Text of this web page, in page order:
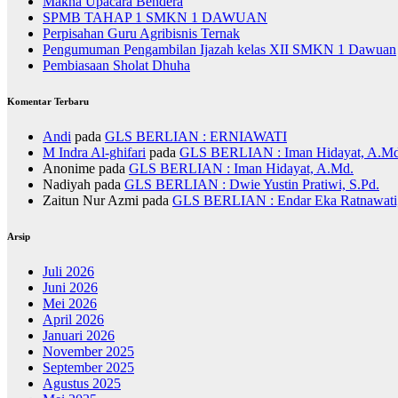
SPMB TAHAP 1 SMKN 1 DAWUAN
Perpisahan Guru Agribisnis Ternak
Pengumuman Pengambilan Ijazah kelas XII SMKN 1 Dawuan
Pembiasaan Sholat Dhuha
Komentar Terbaru
Andi pada GLS BERLIAN : ERNIAWATI
M Indra Al-ghifari pada GLS BERLIAN : Iman Hidayat,
Anonime pada GLS BERLIAN : Iman Hidayat, A.Md.
Nadiyah pada GLS BERLIAN : Dwie Yustin Pratiwi, S.Pd.
Zaitun Nur Azmi pada GLS BERLIAN : Endar Eka
Arsip
Juli 2026
Juni 2026
Mei 2026
April 2026
Januari 2026
November 2025
September 2025
Agustus 2025